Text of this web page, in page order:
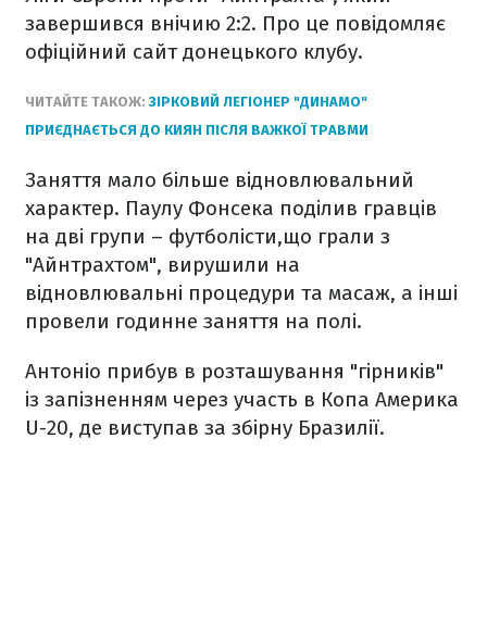
завершився внічию 2:2. Про це повідомляє
офіційний сайт донецького клубу.
ЧИТАЙТЕ ТАКОЖ:ЗІРКОВИЙ ЛЕГІОНЕР "ДИНАМО"
ПРИЄДНАЄТЬСЯ ДО КИЯН ПІСЛЯ ВАЖКОЇ ТРАВМИ
Заняття мало більше відновлювальний
характер. Паулу Фонсека поділив гравців
на дві групи – футболісти,що грали з
"Айнтрахтом", вирушили на
відновлювальні процедури та масаж, а інші
провели годинне заняття на полі.
Антоніо прибув в розташування "гірників"
із запізненням через участь в Копа Америка
U-20, де виступав за збірну Бразилії.